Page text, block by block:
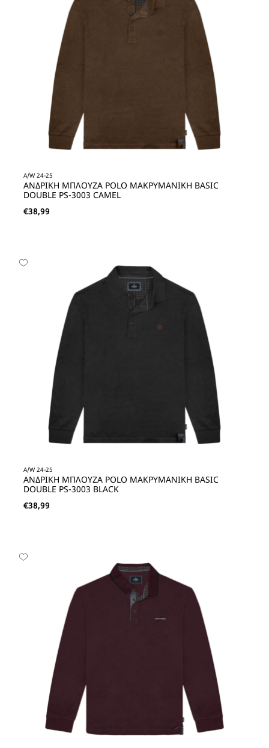
A/W 24-25
ΑΝΔΡΙΚΗ ΜΠΛΟΥΖΑ POLO ΜΑΚΡΥΜΑΝΙΚΗ BASIC
DOUBLE PS-3003 CAMEL
€38,99
A/W 24-25
ΑΝΔΡΙΚΗ ΜΠΛΟΥΖΑ POLO ΜΑΚΡΥΜΑΝΙΚΗ BASIC
DOUBLE PS-3003 BLACK
€38,99